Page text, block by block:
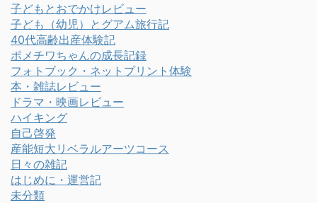
子どもとおでかけレビュー
子ども（幼児）とグアム旅行記
40代高齢出産体験記
ポメチワちゃんの成長記録
フォトブック・ネットプリント体験
本・雑誌レビュー
ドラマ・映画レビュー
ハイキング
自己啓発
産能短大リベラルアーツコース
日々の雑記
はじめに・運営記
未分類